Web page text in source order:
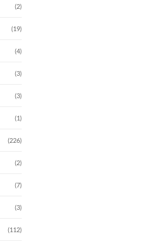
(2)
(19)
(4)
(3)
(3)
(1)
(226)
(2)
(7)
(3)
(112)